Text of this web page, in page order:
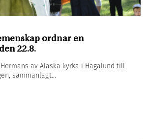
ordnar en
22.8.
av Alaska kyrka i Hagalund till
sammanlagt...